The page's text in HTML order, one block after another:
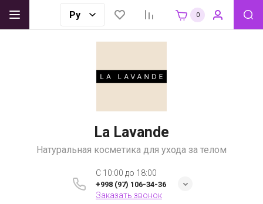
0
La Lavande
Натуральная косметика для ухода за телом
C 10:00 до 18:00
+998 (97) 106-34-36
Заказать звонок